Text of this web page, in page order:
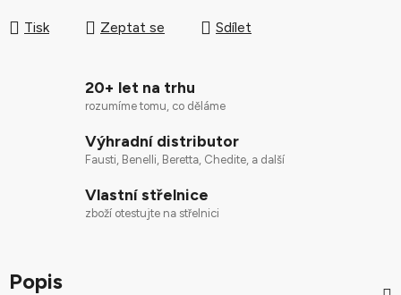
Tisk Zeptat se Sdílet
20+ let na trhu
rozumíme tomu, co děláme
Výhradní distributor
Fausti, Benelli, Beretta, Chedite, a další
Vlastní střelnice
zboží otestujte na střelnici
Popis